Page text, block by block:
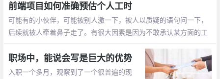
前端项目如何准确预估个人工时
可能有的小伙伴，可能被别人激一下，被人以质疑的语句问一下，
后续就被人牵着鼻子走了。有很大因素是因为不敢承认某方面的工
职场中，能说会写是巨大的优势
入职一个多月，观察到了一个很普遍的现